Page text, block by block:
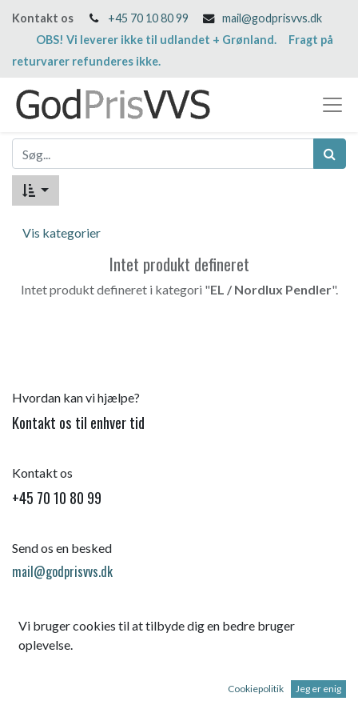
Kontakt os +45 70 10 80 99
mail@godprisvvs.dk
OBS! Vi leverer ikke til udlandet + Grønland. Fragt på
returvarer refunderes ikke.
Vis kategorier
Intet produkt defineret
Intet produkt defineret i kategori "EL / Nordlux Pendler".
Hvordan kan vi hjælpe?
Kontakt os til enhver tid
Kontakt os
+45 70 10 80 99
Send os en besked
mail@godprisvvs.dk
Startside
Vi bruger cookies til at tilbyde dig en bedre bruger
oplevelse.
Cookiepolitik Jeg er enig